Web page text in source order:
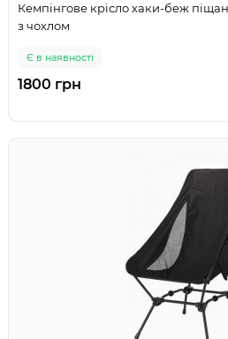
Кемпінгове крісло хаки-беж
з чохлом
Є в наявності
1800 грн